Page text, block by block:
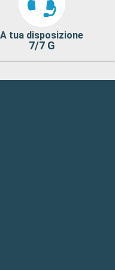
A tua disposizione
7/7 G